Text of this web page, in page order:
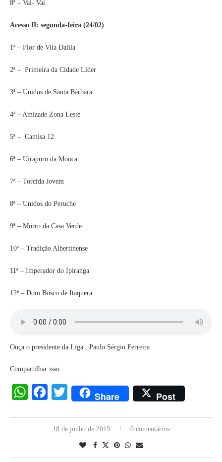
8ª – Vai- Vai
Acesso II: segunda-feira (24/02)
1ª – Flor de Vila Dalila
2ª – Primeira da Cidade Líder
3ª – Unidos de Santa Bárbara
4ª – Amizade Zona Leste
5ª – Camisa 12
6ª – Uirapuru da Mooca
7ª – Torcida Jovem
8ª – Unidos do Peruche
9ª – Morro da Casa Verde
10ª – Tradição Albertinense
11ª – Imperador do Ipiranga
12ª – Dom Bosco de Itaquera
Ouça o presidente da Liga , Paulo Sérgio Ferreira
Compartilhar isso:
WhatsApp
Facebook
Twitter
Share Post
18 de junho de 2019 0 comentários